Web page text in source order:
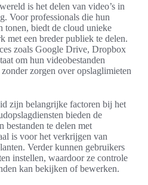
is het delen van video’s in
Voor professionals die hun
biedt de cloud unieke
met een breder publiek te delen.
zoals Google Drive, Dropbox
om hun videobestanden
zorgen over opslaglimieten
zijn belangrijke factoren bij het
bieden de
bestanden te delen met
is voor het verkrijgen van
Verder kunnen gebruikers
instellen, waardoor ze controle
kan bekijken of bewerken.